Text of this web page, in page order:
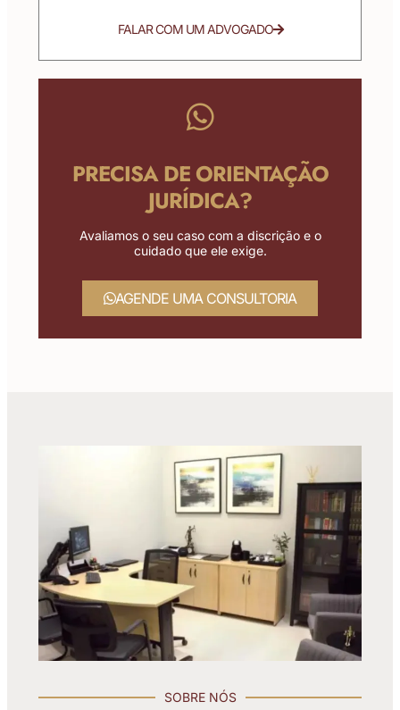
FALAR COM UM ADVOGADO
PRECISA DE ORIENTAÇÃO
JURÍDICA?
Avaliamos o seu caso com a discrição e o
cuidado que ele exige.
AGENDE UMA CONSULTORIA
SOBRE NÓS